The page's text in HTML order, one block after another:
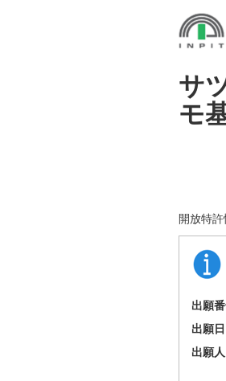
サ
モ
開放特許
出願
出願日
出願人